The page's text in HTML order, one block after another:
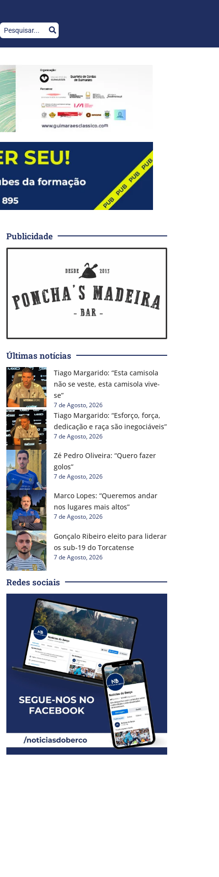
Publicidade
Últimas notícias
Tiago Margarido: “Esta camisola
não se veste, esta camisola vive-
se”
7 de Agosto, 2026
Tiago Margarido: “Esforço, força,
dedicação e raça são inegociáveis”
7 de Agosto, 2026
Zé Pedro Oliveira: “Quero fazer
golos”
7 de Agosto, 2026
Marco Lopes: “Queremos andar
nos lugares mais altos”
7 de Agosto, 2026
Gonçalo Ribeiro eleito para liderar
os sub-19 do Torcatense
7 de Agosto, 2026
Redes sociais